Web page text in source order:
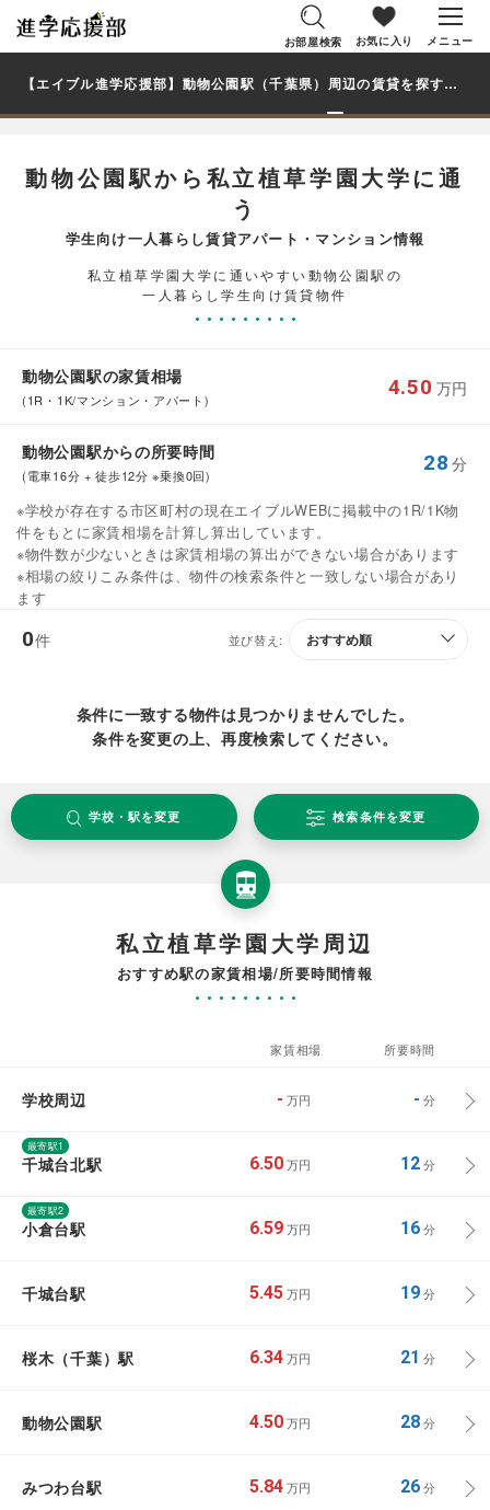
お部屋検索 お気に入り メニュー
【エイブル進学応援部】動物公園駅（千葉県）周辺の賃貸を探す｜私立植草学園大学学生・大学生の一人暮らし向け賃貸マンション・アパート
動物公園駅から私立植草学園大学に通
う
学生向け一人暮らし賃貸アパート・マンション情報
私立植草学園大学に通いやすい動物公園駅の
一人暮らし学生向け賃貸物件
動物公園駅の家賃相場
(1R・1K/マンション・アパート)
4.50 万円
動物公園駅からの所要時間
(電車16分 + 徒歩12分 ※乗換0回)
28 分
※学校が存在する市区町村の現在エイブルWEBに掲載中の1R/1K物
件をもとに家賃相場を計算し算出しています。
※物件数が少ないときは家賃相場の算出ができない場合があります
※相場の絞りこみ条件は、物件の検索条件と一致しない場合があり
ます
0件 並び替え:
条件に一致する物件は見つかりませんでした。
条件を変更の上、再度検索してください。
学校・駅を変更 検索条件を変更
私立植草学園大学周辺
おすすめ駅の家賃相場/所要時間情報
家賃相場 所要時間
学校周辺 - 万円 - 分
最寄駅1
千城台北駅 6.50 万円 12分
最寄駅2
小倉台駅 6.59 万円 16分
千城台駅 5.45 万円 19分
桜木（千葉）駅 6.34 万円 21 分
動物公園駅 4.50 万円 28分
みつわ台駅 5.84 万円 26分